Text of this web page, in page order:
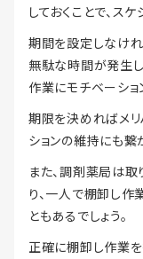
しておくことで、ス
期間を設定しなけれ
無駄な時間が発生
作業にモチベーショ
期限を決めればメリ
ションの維持にも繋
また、調剤薬局は
り、一人で棚卸し
ともあるでしょう。
正確に棚卸し作業